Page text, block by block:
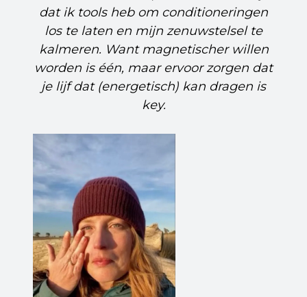
dat ik tools heb om conditioneringen
los te laten en mijn zenuwstelsel te
kalmeren. Want magnetischer willen
worden is één, maar ervoor zorgen dat
je lijf dat (energetisch) kan dragen is
key.